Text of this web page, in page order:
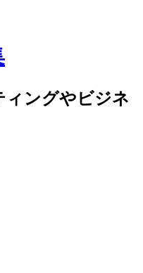
ィングやビジネ